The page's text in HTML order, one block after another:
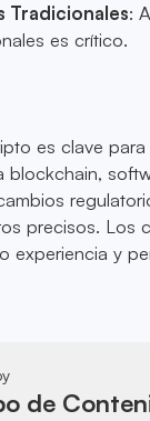
Tradicionales:
es crítico.
es clave
blockchain,
precisos.
experiencia y
de